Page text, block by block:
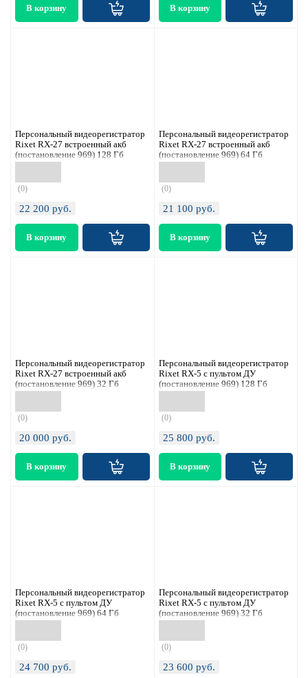
Персональный видеорегистратор
Rixet RX-27 встроенный акб
(постановление 969) 128 Гб
(0)
22 200 руб.
Персональный видеорегистратор
Rixet RX-27 встроенный акб
(постановление 969) 64 Гб
(0)
21 100 руб.
Персональный видеорегистратор
Rixet RX-27 встроенный акб
(постановление 969) 32 Гб
(0)
20 000 руб.
Персональный видеорегистратор
Rixet RX-5 с пультом ДУ
(постановление 969) 128 Гб
(0)
25 800 руб.
Персональный видеорегистратор
Rixet RX-5 с пультом ДУ
(постановление 969) 64 Гб
(0)
24 700 руб.
Персональный видеорегистратор
Rixet RX-5 с пультом ДУ
(постановление 969) 32 Гб
(0)
23 600 руб.